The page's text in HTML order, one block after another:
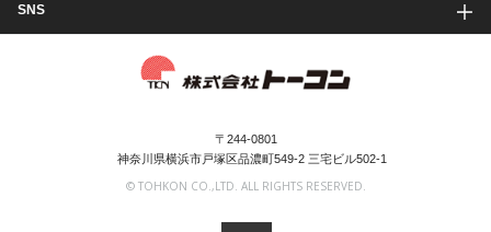
SNS
〒244-0801
神奈川県横浜市戸塚区品濃町549-2 三宅ビル502-1
© TOHKON CO.,LTD. ALL RIGHTS RESERVED.